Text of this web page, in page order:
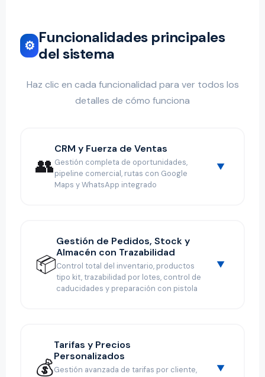
⚙️ Funcionalidades principales
del sistema
Haz clic en cada funcionalidad para ver todos los
detalles de cómo funciona
👥
CRM y Fuerza de Ventas
Gestión completa de oportunidades,
pipeline comercial, rutas con Google
Maps y WhatsApp integrado
📦
Gestión de Pedidos, Stock y
Almacén con Trazabilidad
Control total del inventario, productos
tipo kit, trazabilidad por lotes, control de
caducidades y preparación con pistola
💰
Tarifas y Precios
Personalizados
Gestión avanzada de tarifas por cliente,